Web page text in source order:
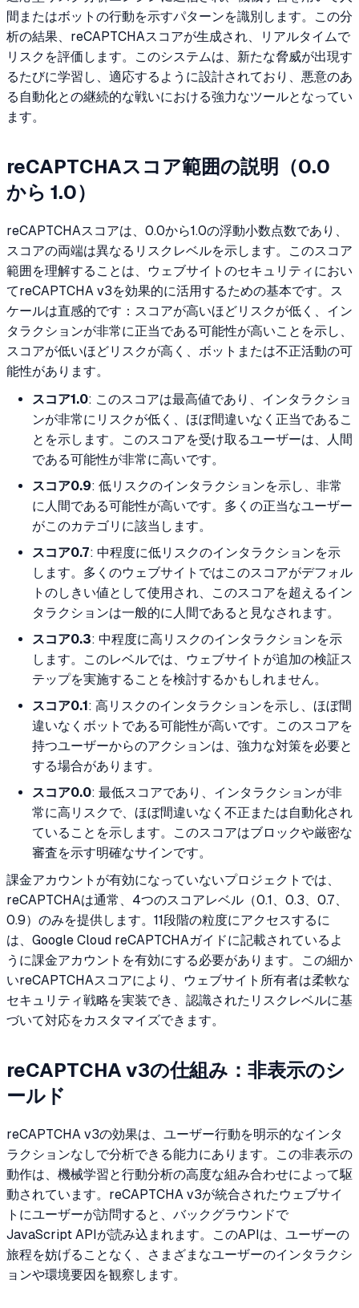
間またはボットの行動を示すパターンを識別します。この分
析の結果、reCAPTCHAスコアが生成され、リアルタイムで
リスクを評価します。このシステムは、新たな脅威が出現す
るたびに学習し、適応するように設計されており、悪意のあ
る自動化との継続的な戦いにおける強力なツールとなってい
ます。
reCAPTCHAスコア範囲の説明（0.0
から 1.0）
reCAPTCHAスコアは、0.0から1.0の浮動小数点数であり、
スコアの両端は異なるリスクレベルを示します。このスコア
範囲を理解することは、ウェブサイトのセキュリティにおい
てreCAPTCHA v3を効果的に活用するための基本です。ス
ケールは直感的です：スコアが高いほどリスクが低く、イン
タラクションが非常に正当である可能性が高いことを示し、
スコアが低いほどリスクが高く、ボットまたは不正活動の可
能性があります。
スコア1.0: このスコアは最高値であり、インタラクショ
ンが非常にリスクが低く、ほぼ間違いなく正当であるこ
とを示します。このスコアを受け取るユーザーは、人間
である可能性が非常に高いです。
スコア0.9: 低リスクのインタラクションを示し、非常
に人間である可能性が高いです。多くの正当なユーザー
がこのカテゴリに該当します。
スコア0.7: 中程度に低リスクのインタラクションを示
します。多くのウェブサイトではこのスコアがデフォル
トのしきい値として使用され、このスコアを超えるイン
タラクションは一般的に人間であると見なされます。
スコア0.3: 中程度に高リスクのインタラクションを示
します。このレベルでは、ウェブサイトが追加の検証ス
テップを実施することを検討するかもしれません。
スコア0.1: 高リスクのインタラクションを示し、ほぼ間
違いなくボットである可能性が高いです。このスコアを
持つユーザーからのアクションは、強力な対策を必要と
する場合があります。
スコア0.0: 最低スコアであり、インタラクションが非
常に高リスクで、ほぼ間違いなく不正または自動化され
ていることを示します。このスコアはブロックや厳密な
審査を示す明確なサインです。
課金アカウントが有効になっていないプロジェクトでは、
reCAPTCHAは通常、4つのスコアレベル（0.1、0.3、0.7、
0.9）のみを提供します。11段階の粒度にアクセスするに
は、Google Cloud reCAPTCHAガイドに記載されているよ
うに課金アカウントを有効にする必要があります。この細か
いreCAPTCHAスコアにより、ウェブサイト所有者は柔軟な
セキュリティ戦略を実装でき、認識されたリスクレベルに基
づいて対応をカスタマイズできます。
reCAPTCHA v3の仕組み：非表示のシ
ールド
reCAPTCHA v3の効果は、ユーザー行動を明示的なインタ
ラクションなしで分析できる能力にあります。この非表示の
動作は、機械学習と行動分析の高度な組み合わせによって駆
動されています。reCAPTCHA v3が統合されたウェブサイ
トにユーザーが訪問すると、バックグラウンドで
JavaScript APIが読み込まれます。このAPIは、ユーザーの
旅程を妨げることなく、さまざまなユーザーのインタラクシ
ョンや環境要因を観察します。